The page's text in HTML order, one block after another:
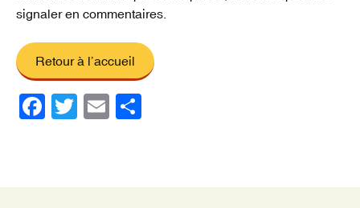
signaler en commentaires.
Retour à l’accueil
F
e
T
er
E
g